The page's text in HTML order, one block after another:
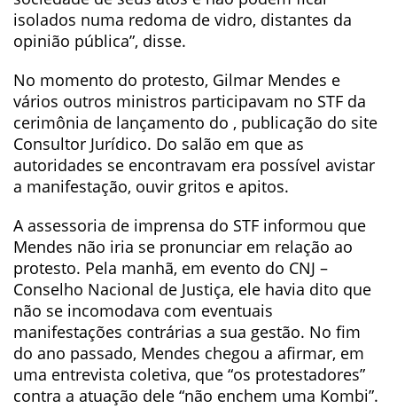
isolados numa redoma de vidro, distantes da
opinião pública”, disse.
No momento do protesto, Gilmar Mendes e
vários outros ministros participavam no STF da
cerimônia de lançamento do , publicação do site
Consultor Jurídico. Do salão em que as
autoridades se encontravam era possível avistar
a manifestação, ouvir gritos e apitos.
A assessoria de imprensa do STF informou que
Mendes não iria se pronunciar em relação ao
protesto. Pela manhã, em evento do CNJ –
Conselho Nacional de Justiça, ele havia dito que
não se incomodava com eventuais
manifestações contrárias a sua gestão. No fim
do ano passado, Mendes chegou a afirmar, em
uma entrevista coletiva, que “os protestadores”
contra a atuação dele “não enchem uma Kombi”.